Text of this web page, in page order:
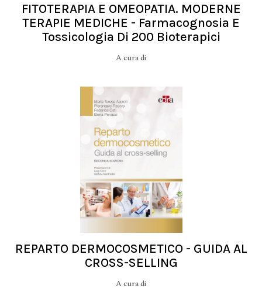
FITOTERAPIA E OMEOPATIA. MODERNE
TERAPIE MEDICHE - Farmacognosia E
Tossicologia Di 200 Bioterapici
A cura di
REPARTO DERMOCOSMETICO - GUIDA AL
CROSS-SELLING
A cura di